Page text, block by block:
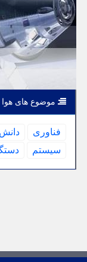
موضوع های هوا
فناوری دانش
سیستم